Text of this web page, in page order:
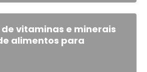
vitaminas e minerais
alimentos para